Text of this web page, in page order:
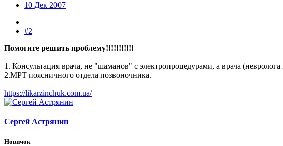
10 Дек 2007
#2
Помогите решить проблему!!!!!!!!!!!
1. Консультация врача, не "шаманов" с электропроцедурами, а врача (невролога
2.МРТ поясничного отдела позвоночника.
https://likarzinchuk.com.ua/
Сергей Астрянин
Новичок